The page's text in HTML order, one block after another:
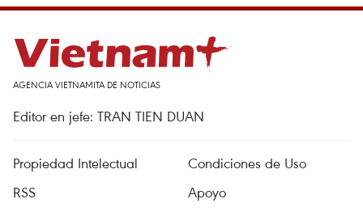
AGENCIA VIETNAMITA DE NOTICIAS
Editor en jefe: TRAN TIEN DUAN
Propiedad Intelectual
Condiciones de Uso
RSS
Apoyo